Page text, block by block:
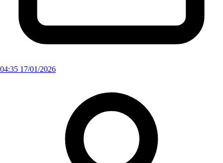
04:35 17/01/2026